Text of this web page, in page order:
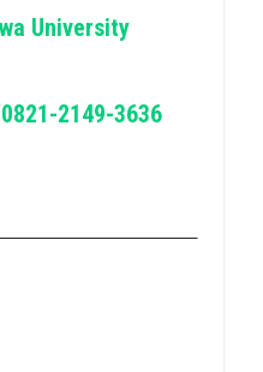
University
0821-2149-3636